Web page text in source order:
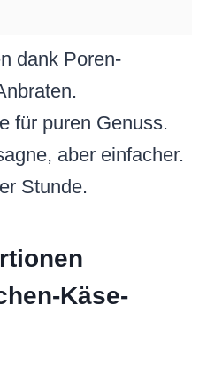
dank Poren-
für puren Genuss.
aber einfacher.
Stunde.
Käse-